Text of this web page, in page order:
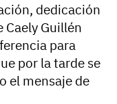
dedicación
Guillén
para
por la tarde se
el mensaje de